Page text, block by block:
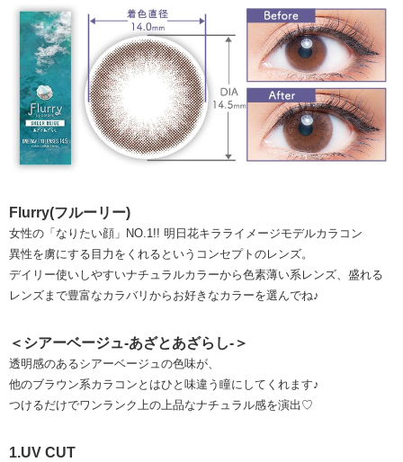
Flurry(フルーリー)
女性の「なりたい顔」NO.1!! 明日花キラライメージモデルカラコン
異性を虜にする目力をくれるというコンセプトのレンズ。
デイリー使いしやすいナチュラルカラーから色素薄い系レンズ、盛れる
レンズまで豊富なカラバリからお好きなカラーを選んでね♪
＜シアーベージュ-あざとあざらし-＞
透明感のあるシアーベージュの色味が、
他のブラウン系カラコンとはひと味違う瞳にしてくれます♪
つけるだけでワンランク上の上品なナチュラル感を演出♡
1.UV CUT